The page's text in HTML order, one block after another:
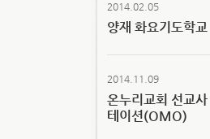
2014.02.05
양재 화요기도학교
2014.11.09
온누리교회 선교
테이션(OMO)